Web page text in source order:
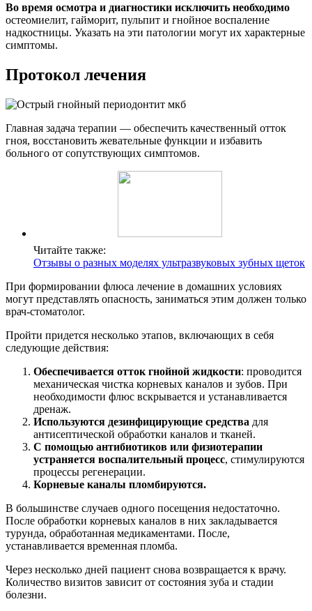
Во время осмотра и диагностики исключить необходимо
остеомиелит, гайморит, пульпит и гнойное воспаление
надкостницы. Указать на эти патологии могут их характерные
симптомы.
Протокол лечения
Главная задача терапии — обеспечить качественный отток
гноя, восстановить жевательные функции и избавить
больного от сопутствующих симптомов.
Читайте также:
Отзывы о разных моделях ультразвуковых зубных щеток
При формировании флюса лечение в домашних условиях
могут представлять опасность, заниматься этим должен только
врач-стоматолог.
Пройти придется несколько этапов, включающих в себя
следующие действия:
Обеспечивается отток гнойной жидкости: проводится
механическая чистка корневых каналов и зубов. При
необходимости флюс вскрывается и устанавливается
дренаж.
Используются дезинфицирующие средства для
антисептической обработки каналов и тканей.
С помощью антибиотиков или физиотерапии
устраняется воспалительный процесс, стимулируются
процессы регенерации.
Корневые каналы пломбируются.
В большинстве случаев одного посещения недостаточно.
После обработки корневых каналов в них закладывается
турунда, обработанная медикаментами. После,
устанавливается временная пломба.
Через несколько дней пациент снова возвращается к врачу.
Количество визитов зависит от состояния зуба и стадии
болезни.